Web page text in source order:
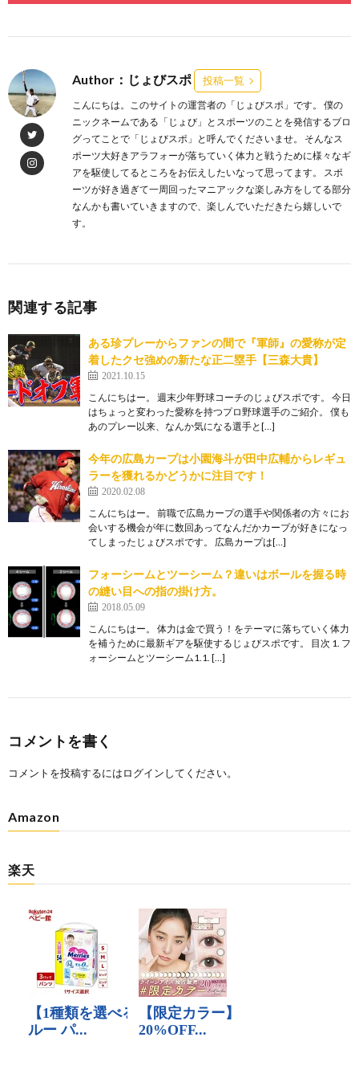
Author：じょびスポ 投稿一覧
こんにちは。このサイトの運営者の「じょびスポ」です。 僕の
ニックネームである「じょび」とスポーツのことを発信するブロ
グってことで「じょびスポ」と呼んでくださいませ。 そんなス
ポーツ大好きアラフォーが落ちていく体力と戦うために様々なギ
アを駆使してるところをお伝えしたいなって思ってます。 スポ
ーツが好き過ぎて一周回ったマニアックな楽しみ方をしてる部分
なんかも書いていきますので、楽しんでいただきたら嬉しいで
す。
関連する記事
ある珍プレーからファンの間で『軍師』の愛称が定
着したクセ強めの新たな正二塁手【三森大貴】
2021.10.15
こんにちはー。 週末少年野球コーチのじょびスポです。 今日
はちょっと変わった愛称を持つプロ野球選手のご紹介。 僕も
あのプレー以来、なんか気になる選手と[…]
今年の広島カープは小園海斗が田中広輔からレギュ
ラーを獲れるかどうかに注目です！
2020.02.08
こんにちはー。 前職で広島カープの選手や関係者の方々にお
会いする機会が年に数回あってなんだかカープが好きになっ
てしまったじょびスポです。 広島カープは[…]
フォーシームとツーシーム？違いはボールを握る時
の縫い目への指の掛け方。
2018.05.09
こんにちはー。 体力は金で買う！をテーマに落ちていく体力
を補うために最新ギアを駆使するじょびスポです。 目次 1. フ
ォーシームとツーシーム1.1. […]
コメントを書く
コメントを投稿するにはログインしてください。
Amazon
楽天